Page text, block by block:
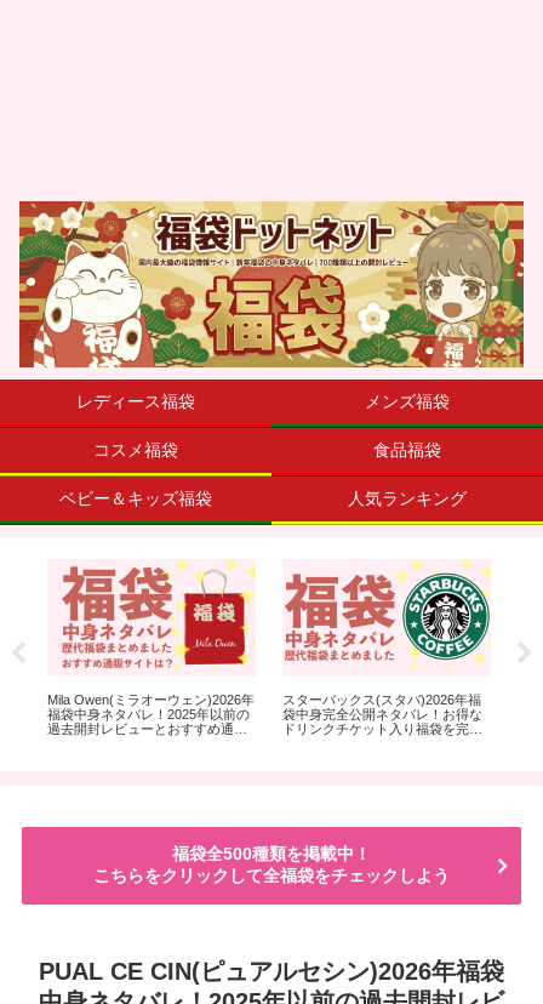
レディース福袋 メンズ福袋
コスメ福袋 食品福袋
ベビー＆キッズ福袋 人気ランキング
Mila Owen(ミラオーウェン)2026年
福袋中身ネタバレ！2025年以前の
過去開封レビューとおすすめ通販
スターバックス(スタバ)2026年福
袋中身完全公開ネタバレ！お得な
ドリンクチケット入り福袋を完売
福袋全500種類を掲載中！
こちらをクリックして全福袋をチェックしよう
PUAL CE CIN(ピュアルセシン)2026年福袋